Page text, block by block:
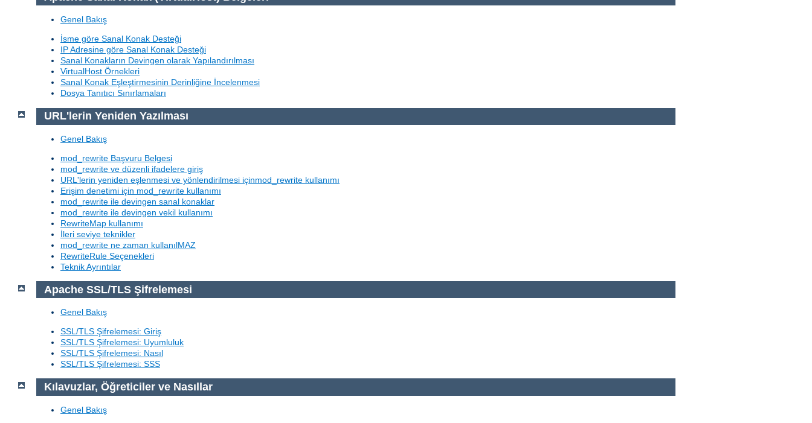
Genel Bakış
İsme göre Sanal Konak Desteği
IP Adresine göre Sanal Konak Desteği
Sanal Konakların Devingen olarak Yapılandırılması
VirtualHost Örnekleri
Sanal Konak Eşleştirmesinin Derinliğine İncelenmesi
Dosya Tanıtıcı Sınırlamaları
URL'lerin Yeniden Yazılması
Genel Bakış
mod_rewrite Başvuru Belgesi
mod_rewrite ve düzenli ifadelere giriş
URL'lerin yeniden eşlenmesi ve yönlendirilmesi içinmod_rewrite kullanımı
Erişim denetimi için mod_rewrite kullanımı
mod_rewrite ile devingen sanal konaklar
mod_rewrite ile devingen vekil kullanımı
RewriteMap kullanımı
İleri seviye teknikler
mod_rewrite ne zaman kullanılMAZ
RewriteRule Seçenekleri
Teknik Ayrıntılar
Apache SSL/TLS Şifrelemesi
Genel Bakış
SSL/TLS Şifrelemesi: Giriş
SSL/TLS Şifrelemesi: Uyumluluk
SSL/TLS Şifrelemesi: Nasıl
SSL/TLS Şifrelemesi: SSS
Kılavuzlar, Öğreticiler ve Nasıllar
Genel Bakış